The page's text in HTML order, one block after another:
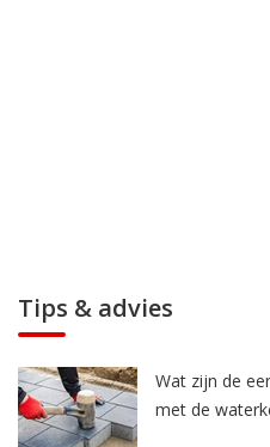
Tips & advies
Wat zijn de
met de